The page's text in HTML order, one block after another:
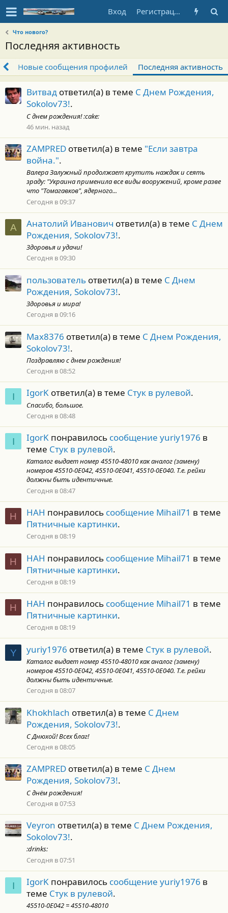
Вход Регистрация
Что нового?
Последняя активность
Новые сообщения профилей Последняя активность
Витвад ответил(а) в теме С Днем Рождения,
Sokolov73!.
С днем рождения! :cake:
46 мин. назад
ZAMPRED ответил(а) в теме "Если завтра
война.".
Валера Залужный продолжает крутить наждак и сеять
зраду: "Украина применила все виды вооружений, кроме разве
что "Томагавков", ядерного...
Сегодня в 09:37
А Анатолий Иванович ответил(а) в теме С Днем
Рождения, Sokolov73!.
Здоровья и удачи!
Сегодня в 09:30
пользователь ответил(а) в теме С Днем
Рождения, Sokolov73!.
Здоровья и мира!
Сегодня в 09:16
Max8376 ответил(а) в теме С Днем Рождения,
Sokolov73!.
Поздравляю с днем рождения!
Сегодня в 08:52
I IgorK ответил(а) в теме Стук в рулевой.
Спасибо, большое.
Сегодня в 08:48
I IgorK понравилось сообщение yuriy1976 в
теме Стук в рулевой.
Каталог выдает номер 45510-48010 как аналог (замену)
номеров 45510-0E042, 45510-0E041, 45510-0E040. Т.е. рейки
должны быть идентичные.
Сегодня в 08:47
Н НАН понравилось сообщение Mihail71 в теме
Пятничные картинки.
Сегодня в 08:19
Н НАН понравилось сообщение Mihail71 в теме
Пятничные картинки.
Сегодня в 08:19
Н НАН понравилось сообщение Mihail71 в теме
Пятничные картинки.
Сегодня в 08:19
Y yuriy1976 ответил(а) в теме Стук в рулевой.
Каталог выдает номер 45510-48010 как аналог (замену)
номеров 45510-0E042, 45510-0E041, 45510-0E040. Т.е. рейки
должны быть идентичные.
Сегодня в 08:07
Khokhlach ответил(а) в теме С Днем
Рождения, Sokolov73!.
С Днюхой! Всех благ!
Сегодня в 08:05
ZAMPRED ответил(а) в теме С Днем
Рождения, Sokolov73!.
С днём рождения!
Сегодня в 07:53
Veyron ответил(а) в теме С Днем Рождения,
Sokolov73!.
:drinks:
Сегодня в 07:51
I IgorK понравилось сообщение yuriy1976 в
теме Стук в рулевой.
45510-0E042 = 45510-48010